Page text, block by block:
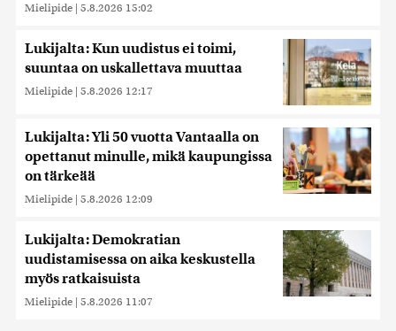
Mielipide | 5.8.2026 15:02
Lukijalta: Kun uudistus ei toimi,
suuntaa on uskallettava muuttaa
Mielipide | 5.8.2026 12:17
Lukijalta: Yli 50 vuotta Vantaalla on
opettanut minulle, mikä kaupungissa
on tärkeää
Mielipide | 5.8.2026 12:09
Lukijalta: Demokratian
uudistamisessa on aika keskustella
myös ratkaisuista
Mielipide | 5.8.2026 11:07